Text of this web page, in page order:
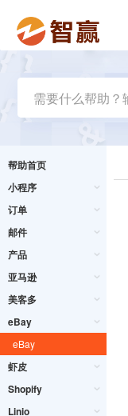
帮助首页
小程序
订单
邮件
产品
亚马逊
美客多
eBay
eBay
虾皮
Shopify
Linio